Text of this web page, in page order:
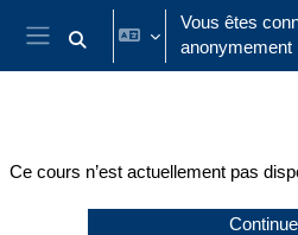
Passer au contenu principal
Panneau latéral
Activer/désactiver la saisie de
Vous êtes
anonymement
Ce cours n’est actuellement pas